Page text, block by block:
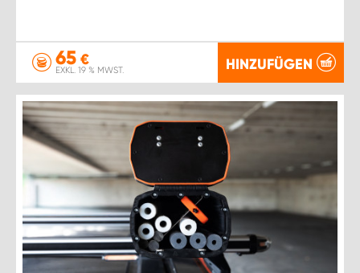
65 €
EXKL. 19 % MWST. HINZUFÜGEN